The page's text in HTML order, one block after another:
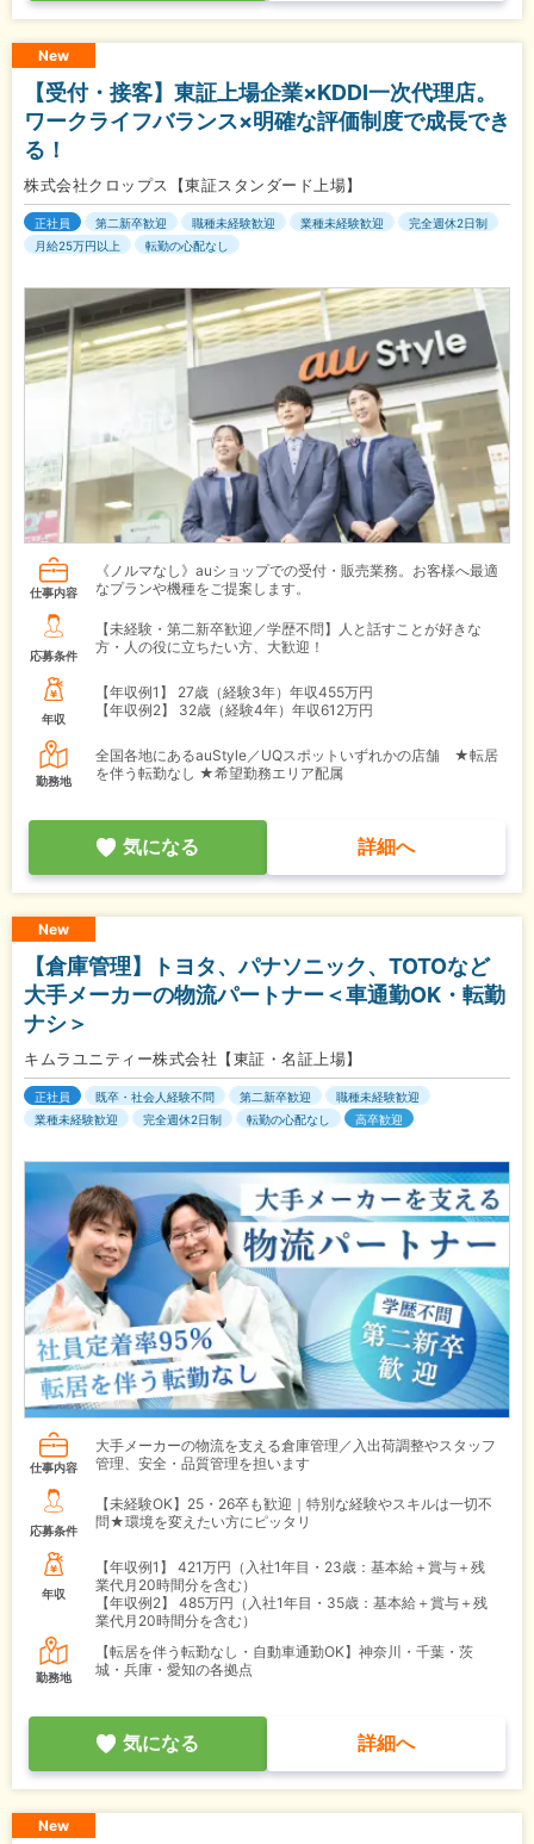
New
【受付・接客】東証上場企業×KDDI一次代理店。
ワークライフバランス×明確な評価制度で成長でき
る！
株式会社クロップス【東証スタンダード上場】
正社員 第二新卒歓迎 職種未経験歓迎 業種未経験歓迎
完全週休2日制
月給25万円以上
転勤の心配なし
仕事内容
《ノルマなし》auショップでの受付・販売業務。お客様へ最適
なプランや機種をご提案します。
応募条件
【未経験・第二新卒歓迎／学歴不問】人と話すことが好きな
方・人の役に立ちたい方、大歓迎！
年収
【年収例1】
27歳（経験3年）年収455万円
【年収例2】
32歳（経験4年）年収612万円
勤務地
全国各地にあるauStyle／UQスポットいずれかの店舗 ★転居
を伴う転勤なし ★希望勤務エリア配属
気になる 詳細へ
New
【倉庫管理】トヨタ、パナソニック、TOTOなど
大手メーカーの物流パートナー＜車通勤OK・転勤
ナシ＞
キムラユニティー株式会社【東証・名証上場】
正社員 既卒・社会人経験不問 第二新卒歓迎
職種未経験歓迎
業種未経験歓迎
完全週休2日制 転勤の心配なし 高卒歓迎
仕事内容
大手メーカーの物流を支える倉庫管理／入出荷調整やスタッフ
管理、安全・品質管理を担います
応募条件
【未経験OK】25・26卒も歓迎｜特別な経験やスキルは一切不
問★環境を変えたい方にピッタリ
年収
【年収例1】
421万円（入社1年目・23歳：基本給＋賞与＋残
業代月20時間分を含む）
【年収例2】
485万円（入社1年目・35歳：基本給＋賞与＋残
業代月20時間分を含む）
勤務地
【転居を伴う転勤なし・自動車通勤OK】神奈川・千葉・茨
城・兵庫・愛知の各拠点
気になる 詳細へ
New